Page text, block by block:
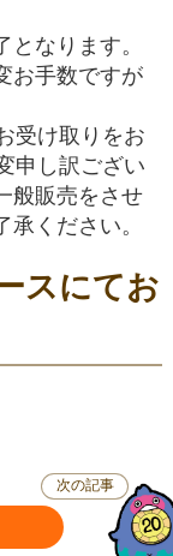
なります。
お手数ですが
受け取りをお
申し訳ござい
般販売をさせ
ください。
スにてお
次の記事